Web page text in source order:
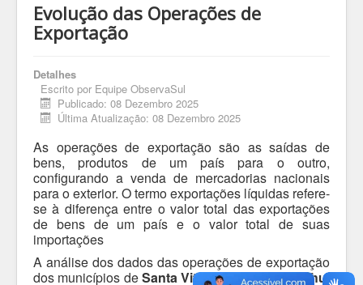
Evolução das Operações de
Exportação
Detalhes
Escrito por Equipe ObservaSul
Publicado: 08 Dezembro 2025
Última Atualização: 08 Dezembro 2025
As operações de exportação são as saídas de
bens, produtos de um país para o outro,
configurando a venda de mercadorias nacionais
para o exterior. O termo exportações líquidas refere-
se à diferença entre o valor total das exportações
de bens de um país e o valor total de suas
importações
A análise dos dados das operações de exportação
dos municípios deSanta Vitória do PalmareChuí